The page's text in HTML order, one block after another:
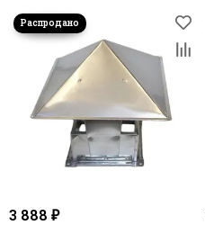
3 888 ₽